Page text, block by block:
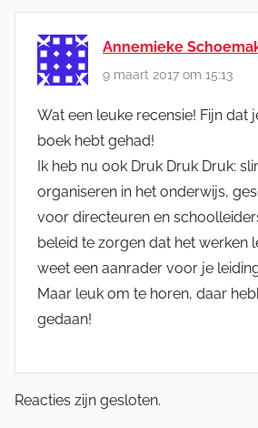
Annemieke
9 maart 2017 om 15:13
Wat een leuke recensie! Fijn dat
boek hebt gehad!
Ik heb nu ook Druk Druk Druk:
organiseren in het onderwijs,
voor directeuren en
beleid te zorgen dat het werken
weet een aanrader voor je
Maar leuk om te horen, daar
gedaan!
Reacties zijn gesloten.